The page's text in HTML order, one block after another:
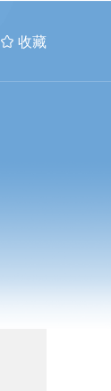
 收藏